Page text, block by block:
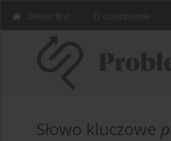
Online first O czasopiśmie
Słowo kluczowe